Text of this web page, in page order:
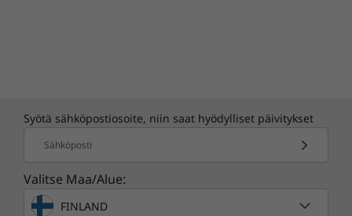
Syötä sähköpostiosoite, niin saat hyödylliset päivitykset
Sähköposti
Valitse Maa/Alue:
FINLAND